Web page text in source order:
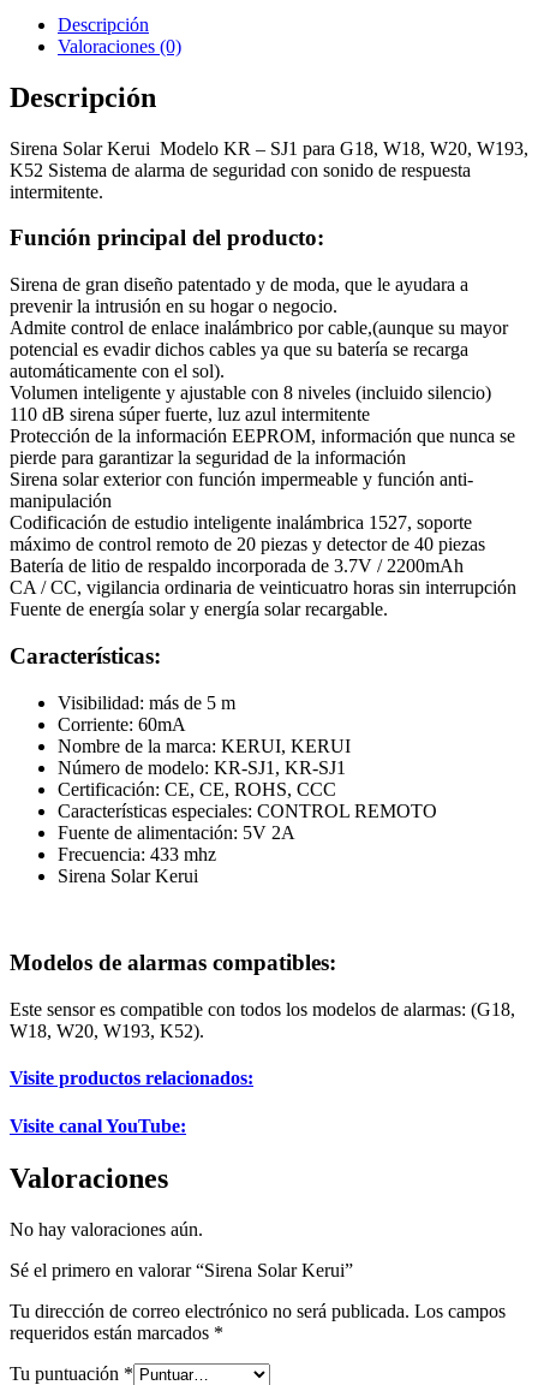
Descripción
Valoraciones (0)
Descripción
Sirena Solar Kerui Modelo KR – SJ1 para G18, W18, W20, W193,
K52 Sistema de alarma de seguridad con sonido de respuesta
intermitente.
Función principal del producto:
Sirena de gran diseño patentado y de moda, que le ayudara a
prevenir la intrusión en su hogar o negocio.
Admite control de enlace inalámbrico por cable,(aunque su mayor
potencial es evadir dichos cables ya que su batería se recarga
automáticamente con el sol).
Volumen inteligente y ajustable con 8 niveles (incluido silencio)
110 dB sirena súper fuerte, luz azul intermitente
Protección de la información EEPROM, información que nunca se
pierde para garantizar la seguridad de la información
Sirena solar exterior con función impermeable y función anti-
manipulación
Codificación de estudio inteligente inalámbrica 1527, soporte
máximo de control remoto de 20 piezas y detector de 40 piezas
Batería de litio de respaldo incorporada de 3.7V / 2200mAh
CA / CC, vigilancia ordinaria de veinticuatro horas sin interrupción
Fuente de energía solar y energía solar recargable.
Características:
Visibilidad: más de 5 m
Corriente: 60mA
Nombre de la marca: KERUI, KERUI
Número de modelo: KR-SJ1, KR-SJ1
Certificación: CE, CE, ROHS, CCC
Características especiales: CONTROL REMOTO
Fuente de alimentación: 5V 2A
Frecuencia: 433 mhz
Sirena Solar Kerui
Modelos de alarmas compatibles:
Este sensor es compatible con todos los modelos de alarmas: (G18,
W18, W20, W193, K52).
Visite productos relacionados:
Visite canal YouTube:
Valoraciones
No hay valoraciones aún.
Sé el primero en valorar “Sirena Solar Kerui”
Tu dirección de correo electrónico no será publicada. Los campos
requeridos están marcados *
Tu puntuación *